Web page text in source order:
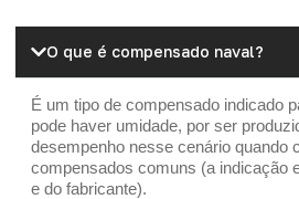
O que é compensado naval?
É um tipo de compensado indicado
pode haver umidade, por ser
desempenho nesse cenário quando
compensados comuns (a indicação
e do fabricante).